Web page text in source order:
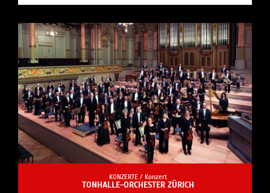
KONZERTE / Konzert
TONHALLE-ORCHESTER ZÜRICH